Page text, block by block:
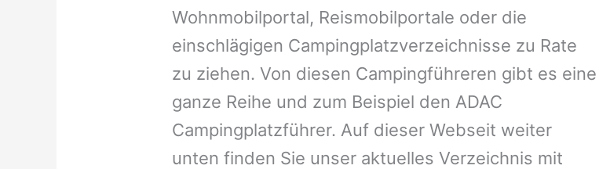
Wohnmobilportal, Reismobilportale oder die
einschlägigen Campingplatzverzeichnisse zu Rate
zu ziehen. Von diesen Campingführeren gibt es eine
ganze Reihe und zum Beispiel den ADAC
Campingplatzführer. Auf dieser Webseit weiter
unten finden Sie unser aktuelles Verzeichnis mit